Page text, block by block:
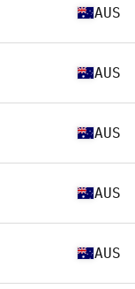
AUS
AUS
AUS
AUS
AUS